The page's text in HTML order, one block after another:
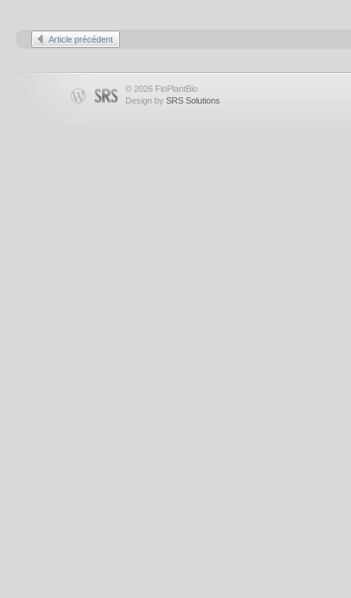
Article précédent
© 2026 FloPlantBio
Design by SRS Solutions